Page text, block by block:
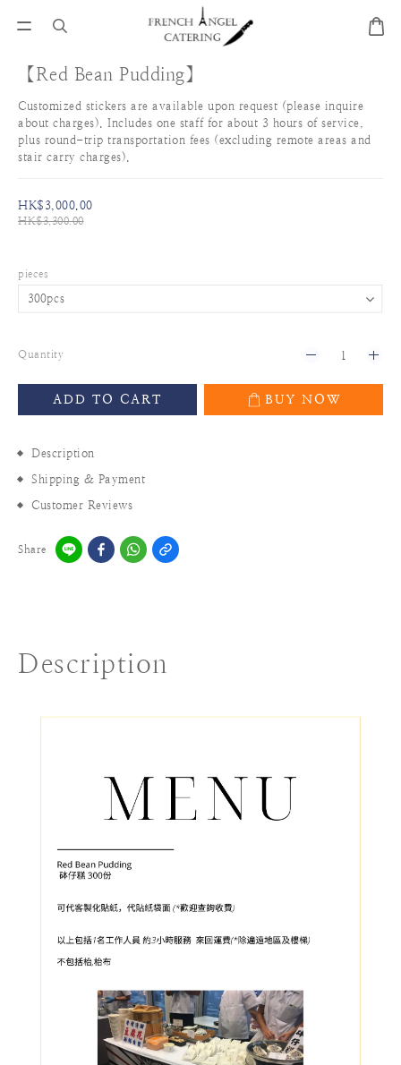
【Red Bean Pudding】
Customized stickers are available upon request (please inquire
about charges). Includes one staff for about 3 hours of service,
plus round-trip transportation fees (excluding remote areas and
stair carry charges).
HK$3,000.00
HK$3,300.00
pieces
Quantity
ADD TO CART BUY NOW
Description
Shipping & Payment
Customer Reviews
Share
Description